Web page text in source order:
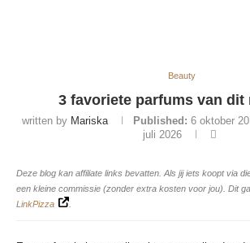
Beauty
3 favoriete parfums van dit
written by Mariska Published: 6 oktober
juli 2026
Deze blog kan affiliate links bevatten. Als jij iets koopt via
een kleine commissie (zonder extra kosten voor jou). Dit
LinkPizza